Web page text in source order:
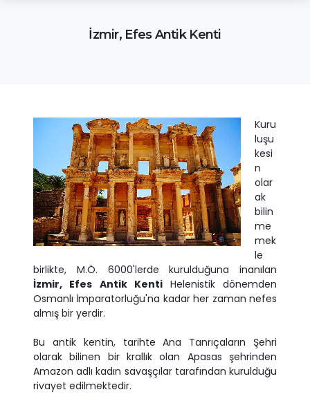
İzmir, Efes Antik Kenti
Kuru
luşu
kesi
n
olar
ak
bilin
me
mek
le
birlikte, M.Ö. 6000'lerde kurulduğuna inanılan
İzmir, Efes Antik Kenti Helenistik dönemden
Osmanlı İmparatorluğu'na kadar her zaman nefes
almış bir yerdir.
Bu antik kentin, tarihte Ana Tanrıçaların Şehri
olarak bilinen bir krallık olan Apasas şehrinden
Amazon adlı kadın savaşçılar tarafından kurulduğu
rivayet edilmektedir.